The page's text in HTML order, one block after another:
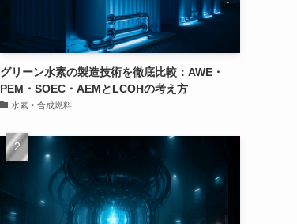
グリーン水素の製造技術を徹底比較：AWE・
PEM・SOEC・AEMとLCOHの考え方
水素・合成燃料